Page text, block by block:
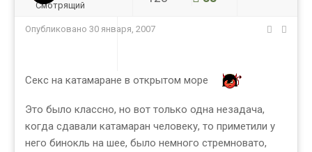
Смотрящий
Опубликовано 30 января, 2007
Секс на катамаране в открытом море
Это было классно, но вот только одна незадача,
когда сдавали катамаран человеку, то приметили у
него бинокль на шее, было немного стремновато,